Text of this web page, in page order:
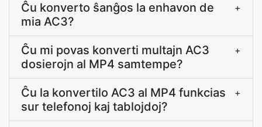
Ĉu konverto ŝanĝos la enhavon de
mia AC3?
+
Ĉu mi povas konverti multajn AC3
dosierojn al MP4 samtempe?
+
Ĉu la konvertilo AC3 al MP4 funkcias
sur telefonoj kaj tablojdoj?
+